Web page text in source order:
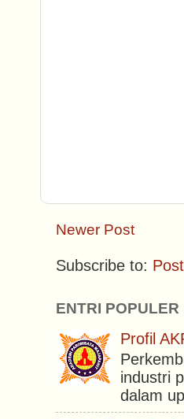
Newer Post
Subscribe to:
ENTRI POPULER
Profil
industri
dalam